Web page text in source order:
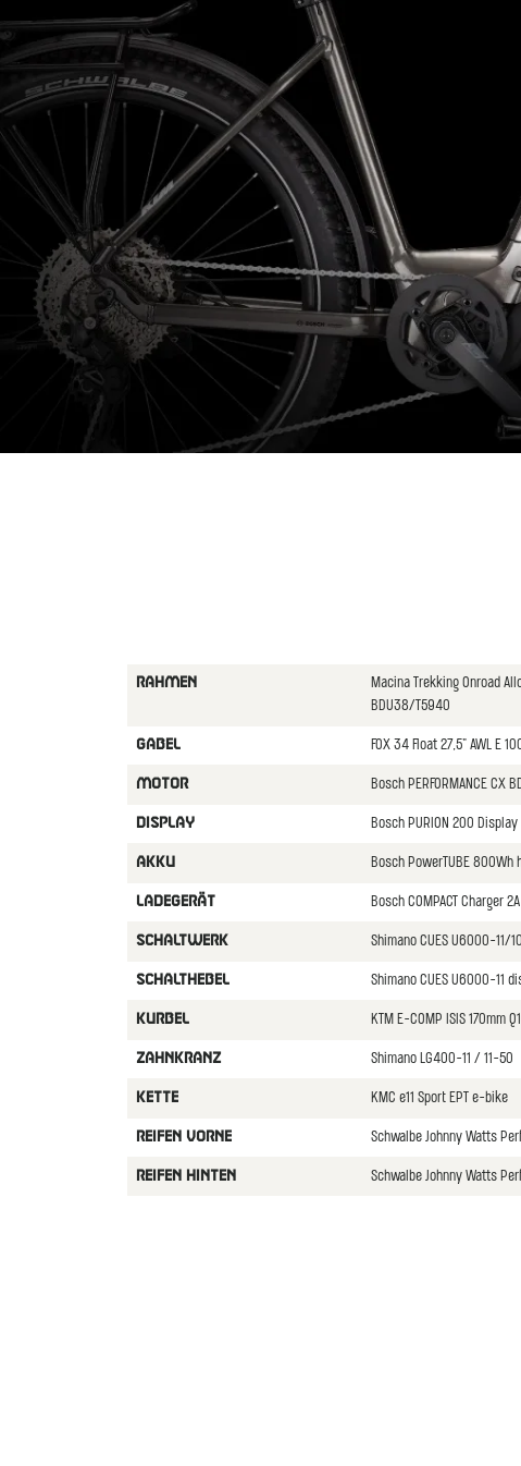
RAHMEN
Macina Trekking Onroad
BDU38/T5940
GABEL FOX 34 Float 27,5" AWL E
MOTOR Bosch PERFORMANCE CX
DISPLAY Bosch PURION 200
AKKU Bosch PowerTUBE 800Wh
LADEGERäT Bosch COMPACT Charger 2A
SCHALTWERK Shimano CUES U6000-11/
SCHALTHEBEL Shimano CUES U6000-11
KURBEL KTM E-COMP ISIS 170mm
ZAHNKRANZ Shimano LG400-11 / 11-50
KETTE KMC e11 Sport EPT e-bike
REIFEN VORNE Schwalbe Johnny Watts
REIFEN HINTEN Schwalbe Johnny Watts